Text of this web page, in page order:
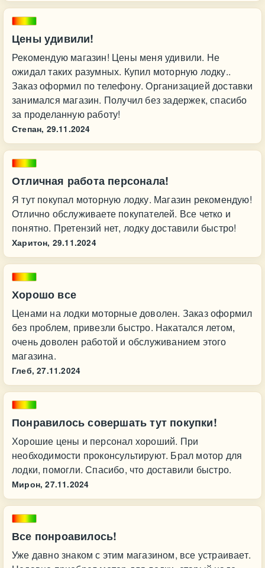
Цены удивили!
Рекомендую магазин! Цены меня удивили. Не
ожидал таких разумных. Купил моторную лодку..
Заказ оформил по телефону. Организацией доставки
занимался магазин. Получил без задержек, спасибо
за проделанную работу!
Степан, 29.11.2024
Отличная работа персонала!
Я тут покупал моторную лодку. Магазин рекомендую!
Отлично обслуживаете покупателей. Все четко и
понятно. Претензий нет, лодку доставили быстро!
Харитон, 29.11.2024
Хорошо все
Ценами на лодки моторные доволен. Заказ оформил
без проблем, привезли быстро. Накатался летом,
очень доволен работой и обслуживанием этого
магазина.
Глеб, 27.11.2024
Понравилось совершать тут покупки!
Хорошие цены и персонал хороший. При
необходимости проконсультируют. Брал мотор для
лодки, помогли. Спасибо, что доставили быстро.
Мирон, 27.11.2024
Все понроавилось!
Уже давно знаком с этим магазином, все устраивает.